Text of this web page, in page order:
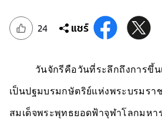
24 แชร์
วันจักรีคือวันที่ระลึกถึงการขึ้นเ
เป็นปฐมบรมกษัตริย์แห่งพระบรมรา
สมเด็จพระพุทธยอดฟ้าจุฬาโลกมหา